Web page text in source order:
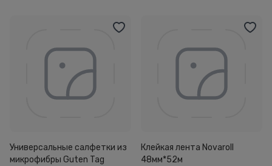
Универсальные салфетки из
микрофибры Guten Tag
Клейкая лента Novaroll
48мм*52м